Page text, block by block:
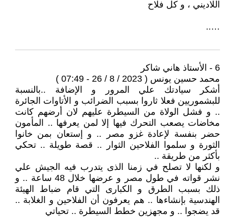
اللاديني ، و كل فلاح
…..
6 - الأستاذ هاني شاكر
محمد حسين يونس ( 2023 / 8 / 26 - 07:49 )
أشكر سيادتك علي المرور و الإضافة ..بالنسبة
للبشموريين فعلا ثاروا بسبب الضرائب و الأتاوات الجائرة
.. و فشل الولاة من السيطرة عليهم لان أرضهم كانت
مخاضات يصعب التحرك فيها إلا لمن يعرفها .. المأمون
حضر بنفسة لإعادة غزو مصر .. و إستعان بمن خانوا
الثورة و سلموا الفلاحين الثوار .. قصة طويلة .. تحكي
بأكثر من طريقة ..
و لكنها لا تصلح في زمنا الذى يتدرب فيه الجيش علي
نشر قواته في طول مصر و عرضها خلال 48 ساعة .. و
ذلك بسبب الطرق و الكبارى التي قام ضباط الهيئة
الهندسية بإنشاءها .. هم يعرفون أن الفلاحين و الغلابة ..
قد يضجوا .. و مجهزين خطط السيطرة .. تحياتي